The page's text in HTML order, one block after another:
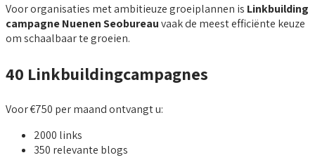
Voor organisaties met ambitieuze groeiplannen is Linkbuilding
campagne Nuenen Seobureauvaak de meest efficiënte keuze
om schaalbaar te groeien.
40 Linkbuildingcampagnes
Voor €750 per maand ontvangt u:
2000 links
350 relevante blogs